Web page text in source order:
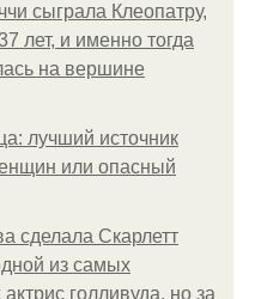
сыграла Клеопатру,
лет, и именно тогда
на вершине
лучший источник
или опасный
сделала Скарлетт
из самых
голливуда, но за